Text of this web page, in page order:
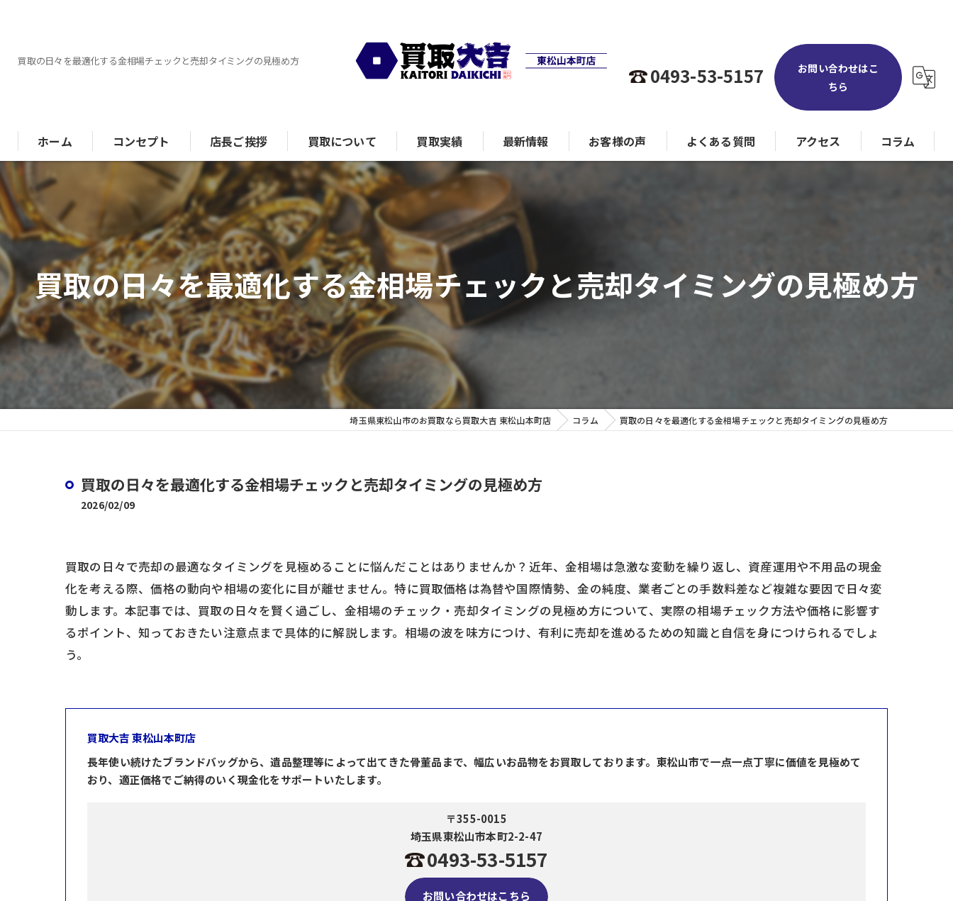
買取の日々を最適化する金相場チェックと売却タイミングの見極め方
0493-53-5157
お問い合わせはこ
ちら
ホーム コンセプト 店長ご挨拶 買取について
ブランド品
金
時計
ジュエリー
バッグ
買取実績 最新情報 お客様の声 よくある質問 アクセス コラム
買取の日々を最適化する金相場チェックと売却タイミングの見極め方
埼玉県東松山市のお買取なら買取大吉 東松山本町店 コラム 買取の日々を最適化する金相場チェックと売却タイミングの見極め方
買取の日々を最適化する金相場チェックと売却タイミングの見極め方
2026/02/09
買取の日々で売却の最適なタイミングを見極めることに悩んだことはありませんか？近年、金相場は急激な変動を繰り返し、資産運用や不用品の現金
化を考える際、価格の動向や相場の変化に目が離せません。特に買取価格は為替や国際情勢、金の純度、業者ごとの手数料差など複雑な要因で日々変
動します。本記事では、買取の日々を賢く過ごし、金相場のチェック・売却タイミングの見極め方について、実際の相場チェック方法や価格に影響す
るポイント、知っておきたい注意点まで具体的に解説します。相場の波を味方につけ、有利に売却を進めるための知識と自信を身につけられるでしょ
う。
買取大吉 東松山本町店
長年使い続けたブランドバッグから、遺品整理等によって出てきた骨董品まで、幅広いお品物をお買取しております。東松山市で一点一点丁寧に価値を見極めて
おり、適正価格でご納得のいく現金化をサポートいたします。
〒355-0015
埼玉県東松山市本町2-2-47
0493-53-5157
お問い合わせはこちら